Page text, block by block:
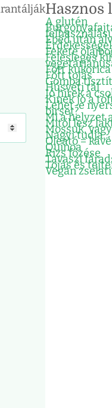
Hasznos
A glutén
Ebéd után
Fekete
Felesleges
Főtt
Főtt tojás
Gomba
Húsvéti tál
Jó hírek a
Kinek jó a
Lehet-e
birset?
Mi a helyzet
Mitől lesz
Mossuk,
Nagyi tudja…
Oleátó =
Quinoa
Rizs főzése
Tavaszi
Tojás és
Vegán